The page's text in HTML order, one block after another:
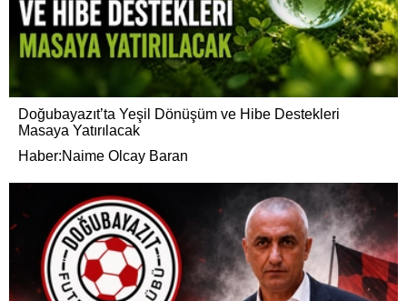
Doğubayazıt’ta Yeşil Dönüşüm ve Hibe Destekleri
Masaya Yatırılacak
Haber:Naime Olcay Baran